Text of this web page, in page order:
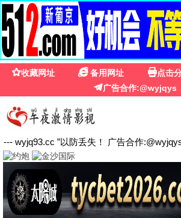
962影院
962影院 ·
示平